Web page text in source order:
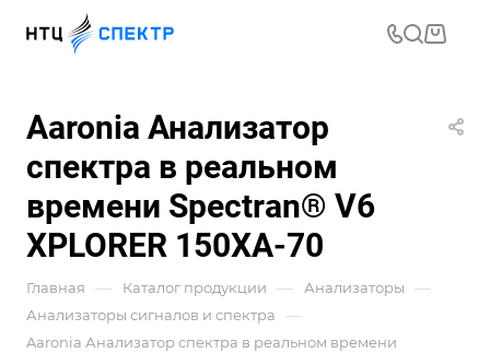
Aaronia Анализатор
спектра в реальном
времени Spectran® V6
XPLORER 150XA-70
Главная — Каталог продукции — Анализаторы —
Анализаторы сигналов и спектра —
Aaronia Анализатор спектра в реальном времени